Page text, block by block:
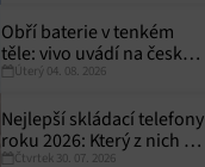
Obří baterie v tenkém
těle: vivo uvádí na český
trh V70 Lite 5G
Úterý 04. 08. 2026
Nejlepší skládací telefony
roku 2026: Který z nich si
zaslouží místo ve vaší
Čtvrtek 30. 07. 2026